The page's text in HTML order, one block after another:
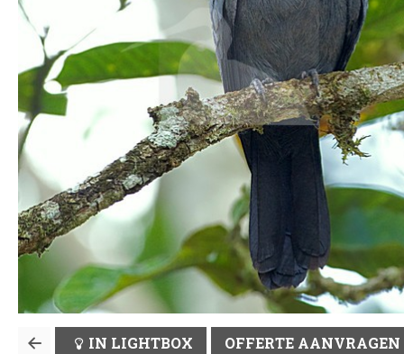
IN LIGHTBOX OFFERTE AANVRAGEN